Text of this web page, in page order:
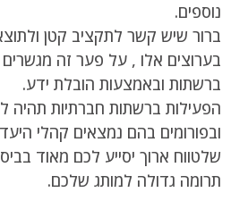
נוספים.
ברור שיש קשר לתקציב קטן
בערוצים אלו , על פער זה מגשרים
ברשתות ובאמצעות הובלת ידע.
הפעילות ברשתות חברתיות תהיה
ובפורומים בהם נמצאים קהלי
שלטווח ארוך יסייע לכם מאוד
תרומה גדולה למותג שלכם.